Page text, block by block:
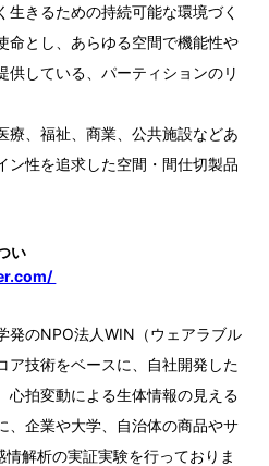
きるための持続可能な環境づく
命とし、あらゆる空間で機能性や
供している、パーティションのリ
療、福祉、商業、公共施設などあ
ン性を追求した空間・間仕切製品
い
発のNPO法人WIN（ウェアラブル
ア技術をベースに、自社開発した
心拍変動による生体情報の見える
、企業や大学、自治体の商品やサ
解析の実証実験を行っておりま